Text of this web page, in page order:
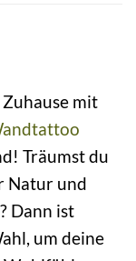
mit
Träumst du
Natur und
Dann ist
um deine